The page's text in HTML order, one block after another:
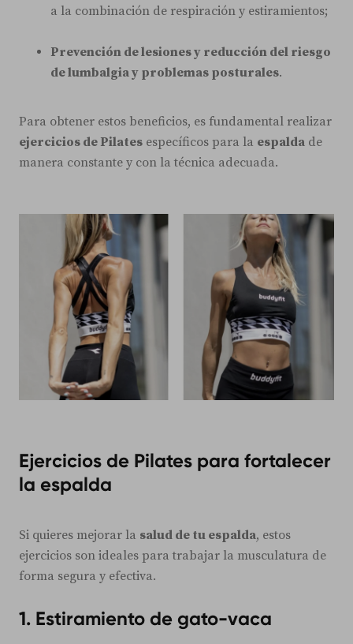
a la combinación de respiración y estiramientos;
Prevención de lesiones y reducción del riesgo
de lumbalgia y problemas posturales.
Para obtener estos beneficios, es fundamental realizar
ejercicios de Pilates específicos para la espalda de
manera constante y con la técnica adecuada.
Ejercicios de Pilates para fortalecer
la espalda
Si quieres mejorar la salud de tu espalda, estos
ejercicios son ideales para trabajar la musculatura de
forma segura y efectiva.
1. Estiramiento de gato-vaca